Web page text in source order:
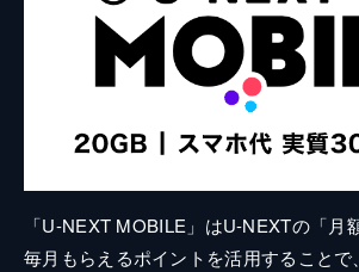
「U-NEXT MOBILE」はU-NEXTの「月
毎月もらえるポイントを活用すること